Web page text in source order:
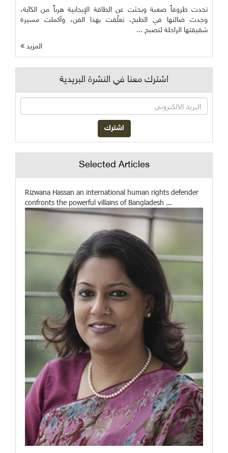
تحدت ظروفاً صعبة وبحثت عن الطاقة الإيجابية هرباً من الكآبة،
وجدت ضالتها في الطبخ، تعلّقت بهذا الفن، وأكملت مسيرة
شقيقتها الراحلة لتصبح ...
المزيد
اشترك معنا في النشرة البريدية
Selected Articles
Rizwana Hassan an international human rights defender
confronts the powerful villains of Bangladesh ...